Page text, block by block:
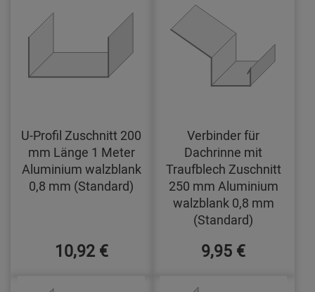
U-Profil Zuschnitt 200
mm Länge 1 Meter
Aluminium walzblank
0,8 mm (Standard)
10,92 €
Verbinder für
Dachrinne mit
Traufblech Zuschnitt
250 mm Aluminium
walzblank 0,8 mm
(Standard)
9,95 €